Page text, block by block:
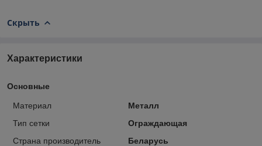
Скрыть
Характеристики
Основные
Материал
Металл
Тип сетки
Ограждающая
Страна производитель
Беларусь